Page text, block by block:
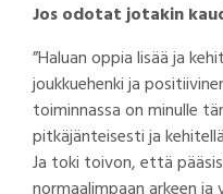
Jos odotat jotakin
”Haluan oppia lisää ja
joukkuehenki ja
toiminnassa on minulle
pitkäjänteisesti ja
Ja toki toivon, että